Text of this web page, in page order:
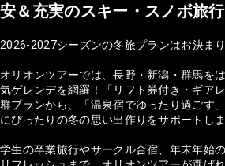
安＆充実のスキー・スノボ旅
2026-2027シーズンの冬旅プランはお決ま
オリオンツアーでは、長野・新潟・群馬を
気ゲレンデを網羅！「リフト券付き・ギア
群プランから、「温泉宿でゆったり過ごす
にぴったりの冬の思い出作りをサポートしま
学生の卒業旅行やサークル合宿、年末年始